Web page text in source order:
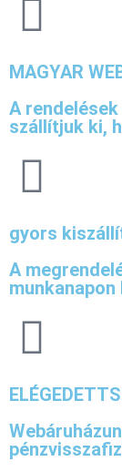
MAGYAR
A
szállítjuk ki,
gyors
A